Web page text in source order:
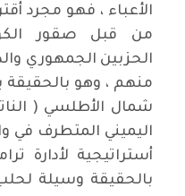
الأعباء ، فهو مجرد
من قبل صقور
الحزبين الجمهوري
منهم ، وهو
شمال الأطلسي (
اليميني المتطرف
أستراتيجية لأدارة
بالحقيقة وسيلة